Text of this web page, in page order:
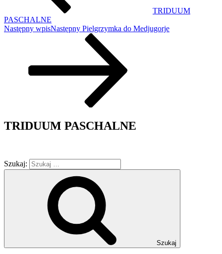
TRIDUUM
PASCHALNE
Następny wpisNastępny Pielgrzymka do Medjugorje
TRIDUUM PASCHALNE
Szukaj:
Szukaj